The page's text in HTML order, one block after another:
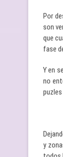
Por
son
que
fase
Y en
no
y